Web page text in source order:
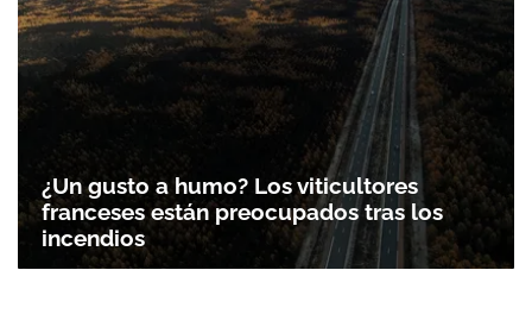
¿Un gusto a humo? Los viticultores
franceses están preocupados tras los
incendios